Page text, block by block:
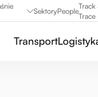
SektoryPeople
Track
Trace
Transport